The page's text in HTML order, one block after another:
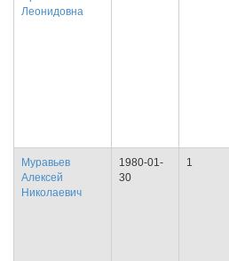
Леонидовна
Муравьев
Алексей
Николаевич
1980-01-
30
1